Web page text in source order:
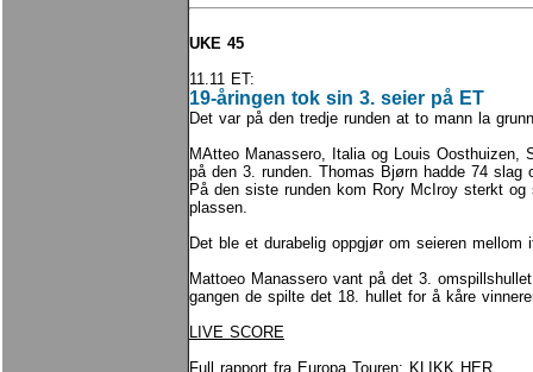
UKE 45
11.11 ET:
19-åringen tok sin 3. seier på ET
Det var på den tredje runden at to mann la
MAtteo Manassero, Italia og Louis Oosthuizen,
på den 3. runden. Thomas Bjørn hadde 74 slag
På den siste runden kom Rory McIroy sterkt
plassen.
Det ble et durabelig oppgjør om seieren mellom
Mattoeo Manassero vant på det 3.
gangen de spilte det 18. hullet for å kåre
LIVE SCORE
Full rapport fra Europa Touren: KLIKK HER